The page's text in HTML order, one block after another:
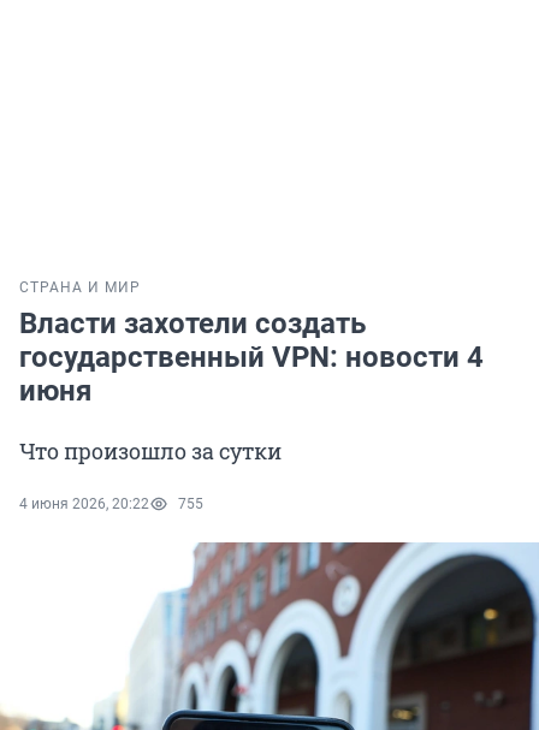
СТРАНА И МИР
Власти захотели создать
государственный VPN: новости 4
июня
Что произошло за сутки
4 июня 2026, 20:22 755